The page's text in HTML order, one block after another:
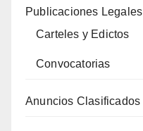
Publicaciones Legales
Carteles y Edictos
Convocatorias
Anuncios Clasificados